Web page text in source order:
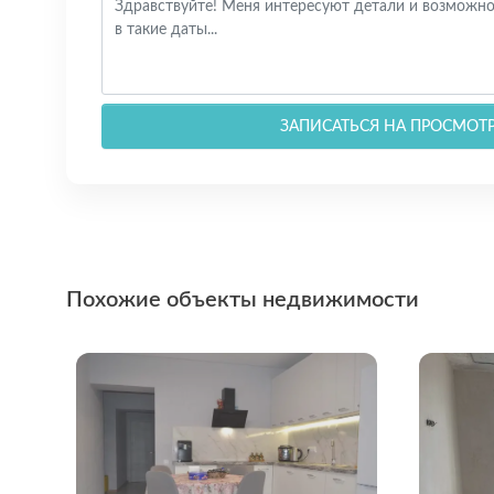
ЗАПИСАТЬСЯ НА
Похожие объекты недвижимости